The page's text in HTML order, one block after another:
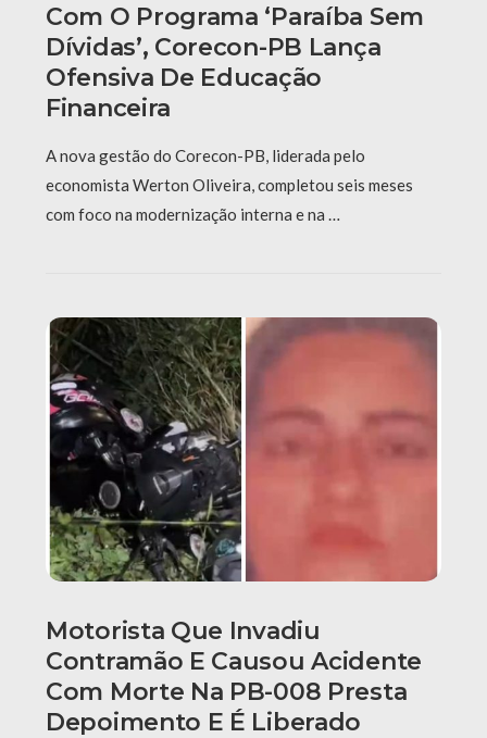
Com O Programa ‘Paraíba Sem
Dívidas’, Corecon-PB Lança
Ofensiva De Educação
Financeira
A nova gestão do Corecon-PB, liderada pelo
economista Werton Oliveira, completou seis meses
com foco na modernização interna e na …
Motorista Que Invadiu
Contramão E Causou Acidente
Com Morte Na PB-008 Presta
Depoimento E É Liberado